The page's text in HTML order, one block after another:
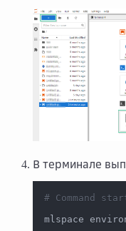
В терминале
# Command
mlspace